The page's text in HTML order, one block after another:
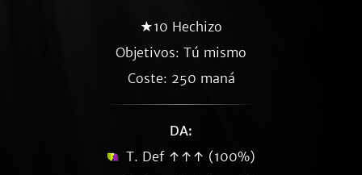
★10 Hechizo
Objetivos: Tú mismo
Coste: 250 maná
DA:
T. Def ↑↑↑ (100%)